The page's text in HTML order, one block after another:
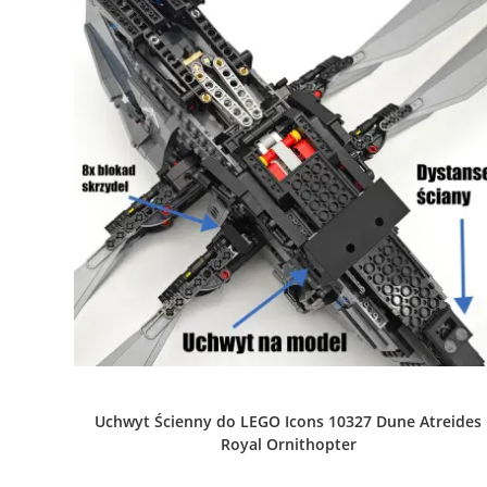
Uchwyt Ścienny do LEGO Icons 10327 Dune Atreides
Royal Ornithopter